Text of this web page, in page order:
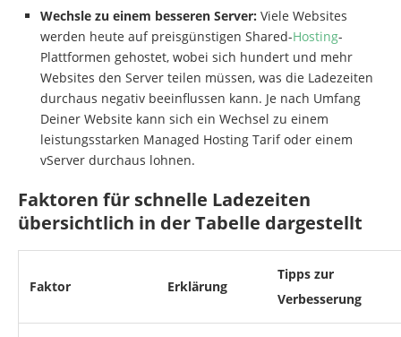
Wechsle zu einem besseren Server: Viele Websites
werden heute auf preisgünstigen Shared-Hosting-
Plattformen gehostet, wobei sich hundert und mehr
Websites den Server teilen müssen, was die Ladezeiten
durchaus negativ beeinflussen kann. Je nach Umfang
Deiner Website kann sich ein Wechsel zu einem
leistungsstarken Managed Hosting Tarif oder einem
vServer durchaus lohnen.
Faktoren für schnelle Ladezeiten
übersichtlich in der Tabelle dargestellt
Faktor Erklärung
Tipps zur
Verbesserung